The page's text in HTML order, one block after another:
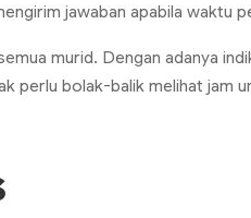
jawaban apabila waktu
murid. Dengan adanya
perlu bolak-balik melihat jam